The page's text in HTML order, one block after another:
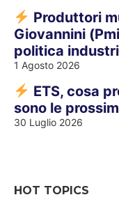
Produttori
Giovannini
politica
1 Agosto 2026
ETS, cosa
sono le
30 Luglio 2026
HOT TOPICS